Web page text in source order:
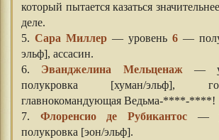
который пытается казаться
деле.
5. Сара Миллер — уровень 6 —
эльф], ассасин.
6. Эванджелина Мельценаж—
полукровка [хуман/эльф],
главнокомандующая Ведьма-****-****!
7. Флоренсио де Рубикантос —
полукровка [эон/эльф].